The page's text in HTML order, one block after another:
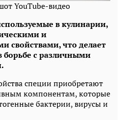
YouTube-видео
в кулинарии,
и
свойствами, что делает
с различными
специи приобретают
компонентам, которые
бактерии, вирусы и